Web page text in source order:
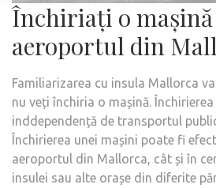
Închiriați o
aeroportul din
Familiarizarea cu insula Mallorca
nu veți închiria o mașină.
inddependență de transportul
Închirierea unei mașini poate fi
aeroportul din Mallorca, cât și în
insulei sau alte orașe din diferite